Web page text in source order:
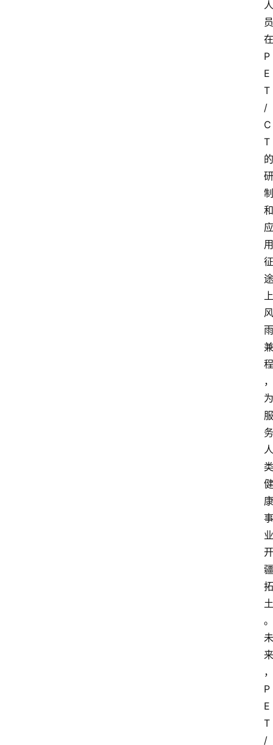
人
员
在
P
E
T
/
C
T
的
研
制
和
应
用
征
途
上
风
雨
兼
程
，
为
服
务
人
类
健
康
事
业
开
疆
拓
土
。
未
来
，
P
E
T
/